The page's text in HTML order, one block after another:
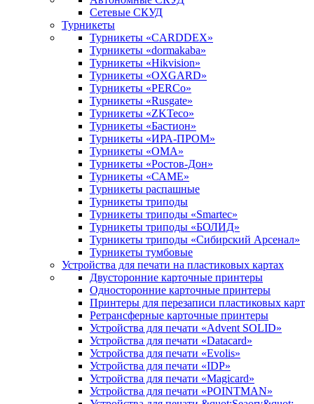
Сетевые СКУД
Турникеты
Турникеты «CARDDEX»
Турникеты «dormakaba»
Турникеты «Hikvision»
Турникеты «OXGARD»
Турникеты «PERCo»
Турникеты «Rusgate»
Турникеты «ZKTeco»
Турникеты «Бастион»
Турникеты «ИРА-ПРОМ»
Турникеты «ОМА»
Турникеты «Ростов-Дон»
Турникеты «САМЕ»
Турникеты распашные
Турникеты триподы
Турникеты триподы «Smartec»
Турникеты триподы «БОЛИД»
Турникеты триподы «Сибирский Арсенал»
Турникеты тумбовые
Устройства для печати на пластиковых картах
Двусторонние карточные принтеры
Односторонние карточные принтеры
Принтеры для перезаписи пластиковых карт
Ретрансферные карточные принтеры
Устройства для печати «Advent SOLID»
Устройства для печати «Datacard»
Устройства для печати «Evolis»
Устройства для печати «IDP»
Устройства для печати «Magicard»
Устройства для печати «POINTMAN»